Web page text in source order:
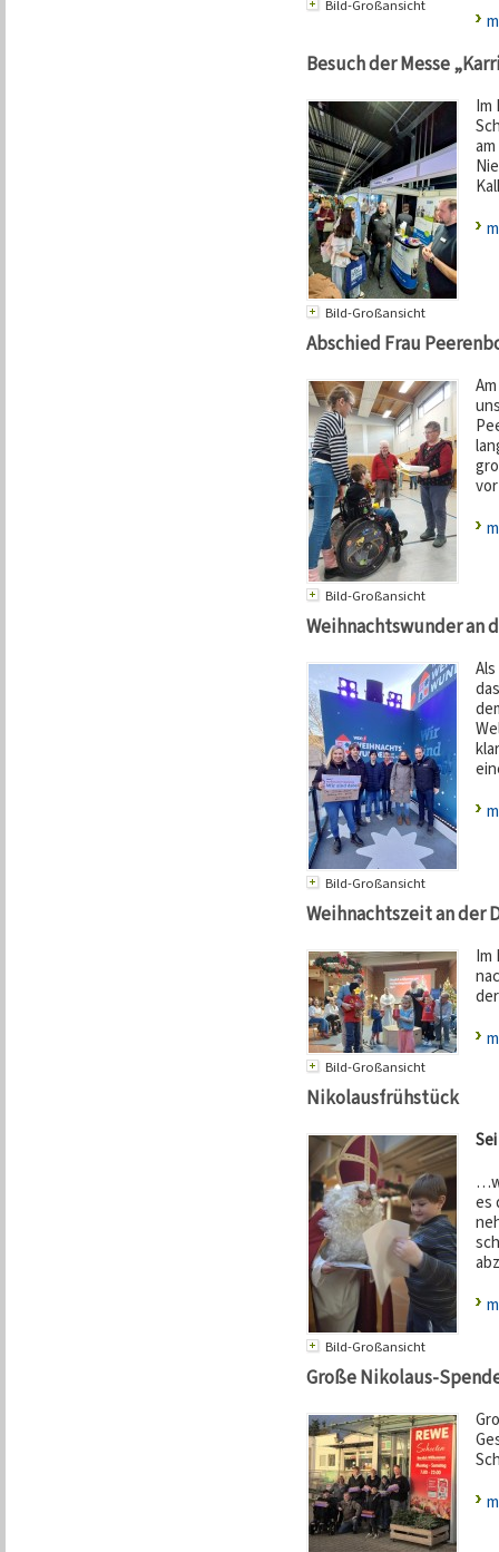
Bild-Großansicht
Besuch der Messe
Bild-Großansicht
Im
Abschied Frau
Bild-Großansicht
Weihnachtswunder an
Bild-Großansicht
Weihnachtszeit an der
Bild-Großansicht
Im
Nikolausfrühstück
Bild-Großansicht
es
Große Nikolaus-